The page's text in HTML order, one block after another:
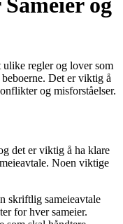
og
ulike regler og lover som
Det er viktig å
og misforståelser.
det er viktig å ha klare
Noen viktige
skriftlig sameieavtale
for hver sameier.